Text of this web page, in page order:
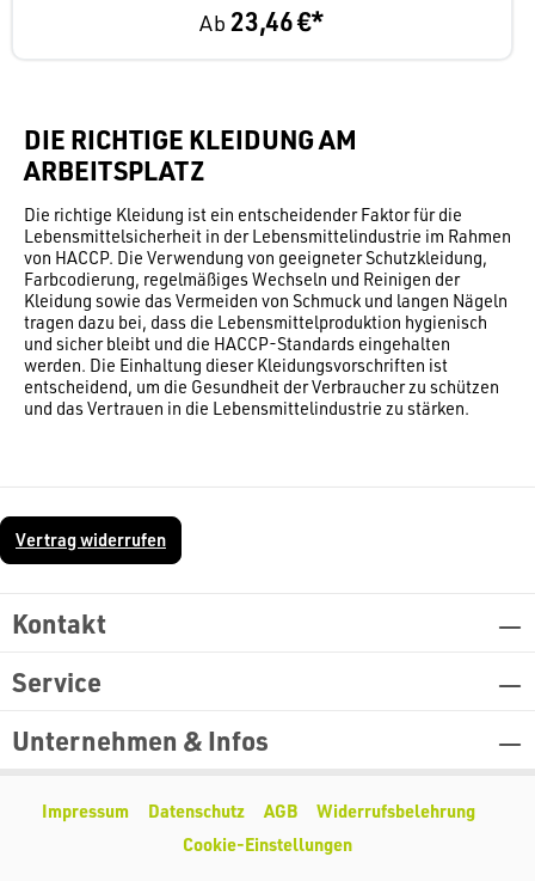
Ab23,46 €*
DIE RICHTIGE KLEIDUNG AM
ARBEITSPLATZ
Die richtige Kleidung ist ein entscheidender Faktor für die
Lebensmittelsicherheit in der Lebensmittelindustrie im Rahmen
von HACCP. Die Verwendung von geeigneter Schutzkleidung,
Farbcodierung, regelmäßiges Wechseln und Reinigen der
Kleidung sowie das Vermeiden von Schmuck und langen Nägeln
tragen dazu bei, dass die Lebensmittelproduktion hygienisch
und sicher bleibt und die HACCP-Standards eingehalten
werden. Die Einhaltung dieser Kleidungsvorschriften ist
entscheidend, um die Gesundheit der Verbraucher zu schützen
und das Vertrauen in die Lebensmittelindustrie zu stärken.
Vertrag widerrufen
Kontakt
Service
Unternehmen & Infos
Impressum Datenschutz AGB
Widerrufsbelehrung
Cookie-Einstellungen